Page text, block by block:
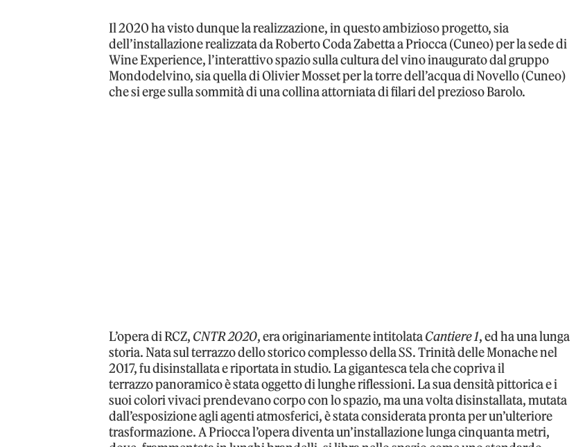
Il 2020 ha visto dunque la realizzazione, in questo ambizioso progetto, sia
dell’installazione realizzata da Roberto Coda Zabetta a Priocca (Cuneo) per la sede di
Wine Experience, l’interattivo spazio sulla cultura del vino inaugurato dal gruppo
Mondodelvino, sia quella di Olivier Mosset per la torre dell’acqua di Novello (Cuneo)
che si erge sulla sommità di una collina attorniata di filari del prezioso Barolo.
L’opera di RCZ, CNTR 2020, era originariamente intitolataCantiere 1, ed ha una lunga
storia. Nata sul terrazzo dello storico complesso della SS. Trinità delle Monache nel
2017, fu disinstallata e riportata in studio. La gigantesca tela che copriva il
terrazzo panoramico è stata oggetto di lunghe riflessioni. La sua densità pittorica e i
suoi colori vivaci prendevano corpo con lo spazio, ma una volta disinstallata, mutata
dall’esposizione agli agenti atmosferici, è stata considerata pronta per un’ulteriore
trasformazione. A Priocca l’opera diventa un’installazione lunga cinquanta metri,